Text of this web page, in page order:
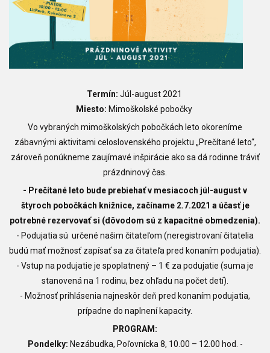
Termín: Júl-august 2021
Miesto: Mimoškolské pobočky
Vo vybraných mimoškolských pobočkách leto okoreníme
zábavnými aktivitami celoslovenského projektu „Prečítané leto“,
zároveň ponúkneme zaujímavé inšpirácie ako sa dá rodinne tráviť
prázdninový čas.
- Prečítané leto bude prebiehať v mesiacoch júl-august v
štyroch pobočkách knižnice, začíname 2.7.2021 a účasť je
potrebné rezervovať si (dôvodom sú z kapacitné obmedzenia).
- Podujatia sú určené našim čitateľom (neregistrovaní čitatelia
budú mať možnosť zapísať sa za čitateľa pred konaním podujatia).
- Vstup na podujatie je spoplatnený – 1 € za podujatie (suma je
stanovená na 1 rodinu, bez ohľadu na počet detí).
- Možnosť prihlásenia najneskôr deň pred konaním podujatia,
prípadne do naplnení kapacity.
PROGRAM:
Pondelky: Nezábudka, Poľovnícka 8, 10.00 – 12.00 hod. -